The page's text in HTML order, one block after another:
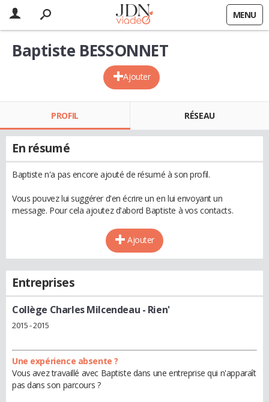
MENU
Ajouter
Baptiste BESSONNET
PROFIL RÉSEAU
En résumé
Baptiste n'a pas encore ajouté de résumé à son profil.
Vous pouvez lui suggérer d'en écrire un en lui envoyant un
message. Pour cela ajoutez d'abord Baptiste à vos contacts.
Ajouter
Entreprises
Collège Charles Milcendeau - Rien'
2015 - 2015
Une expérience absente ?
Vous avez travaillé avec Baptiste dans une entreprise qui n'apparaît
pas dans son parcours ?